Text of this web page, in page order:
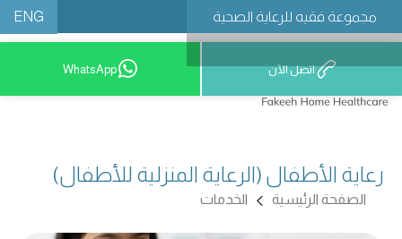
مجموعة فقيه للرعاية الصحية ENG
اتصل الآن WhatsApp
رعاية الأطفال (الرعاية المنزلية للأطفال)
الصفحة الرئيسية الخدمات